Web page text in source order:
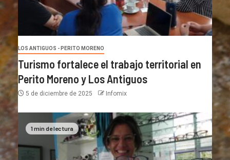
LOS ANTIGUOS - PERITO MORENO
Turismo fortalece el trabajo territorial en
Perito Moreno y Los Antiguos
5 de diciembre de 2025 Infomix
1 min de lectura